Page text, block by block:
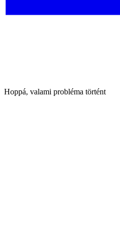
Hoppá, valami probléma történt